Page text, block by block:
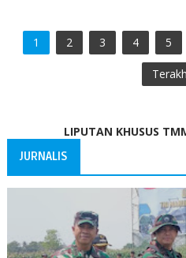
1 2 3 4 5
LIPUTAN KHUSUS
JURNALIS